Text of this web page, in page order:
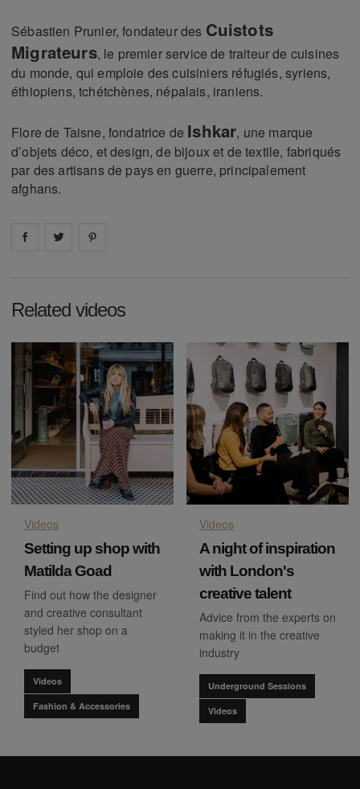
Sébastien Prunier, fondateur des Cuistots
Migrateurs, le premier service de traiteur de cuisines
du monde, qui emploie des cuisiniers réfugiés, syriens,
éthiopiens, tchétchènes, népalais, iraniens.
Flore de Taisne, fondatrice de Ishkar, une marque
d’objets déco, et design, de bijoux et de textile, fabriqués
par des artisans de pays en guerre, principalement
afghans.
Share on facebook
Share on
Related videos
Videos
Setting up shop with
Matilda Goad
Find out how the designer
and creative consultant
styled her shop on a
budget
Videos
Fashion & Accessories
Videos
A night of inspiration
with London's
creative talent
Advice from the experts on
making it in the creative
industry
Underground Sessions
Videos